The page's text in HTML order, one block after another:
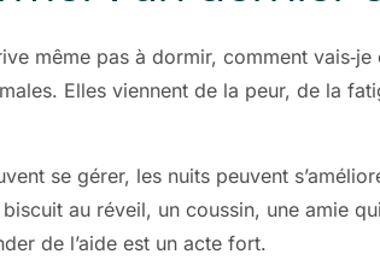
même pas à dormir, comment
Elles viennent de la peur, de la
se gérer, les nuits peuvent
au réveil, un coussin, une amie
de l’aide est un acte fort.